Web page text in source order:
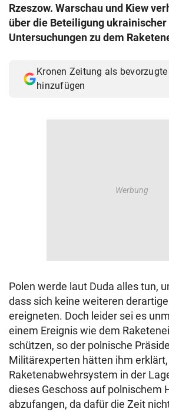
Rzeszow. Warschau und Kiew
über die Beteiligung ukrainischer
Untersuchungen zu dem
Kronen Zeitung als
hinzufügen
Polen werde laut Duda alles tun,
dass sich keine weiteren
ereigneten. Doch leider sei es
einem Ereignis wie dem
schützen, so der polnische
Militärexperten hätten ihm
Raketenabwehrsystem in der
dieses Geschoss auf polnischem
abzufangen, da dafür die Zeit